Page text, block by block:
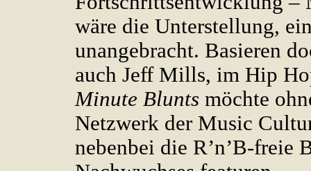
wäre die Unterstellung,
unangebracht. Basieren
auch Jeff Mills, im Hip
Minute Blunts möchte
Netzwerk der Music
nebenbei die R’n’B-freie